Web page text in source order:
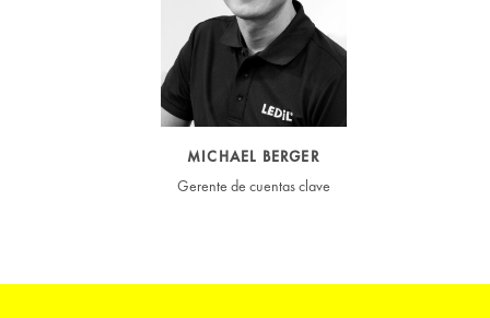
MICHAEL BERGER
Gerente de cuentas clave